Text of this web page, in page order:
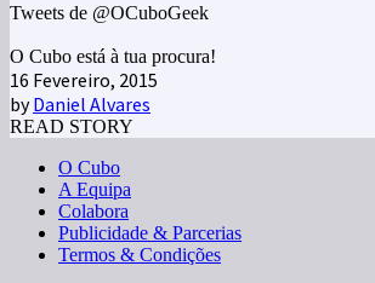
Tweets de @OCuboGeek
O Cubo está à tua procura!
16 Fevereiro, 2015
byDaniel Alvares
READ STORY
O Cubo
A Equipa
Colabora
Publicidade & Parcerias
Termos & Condições